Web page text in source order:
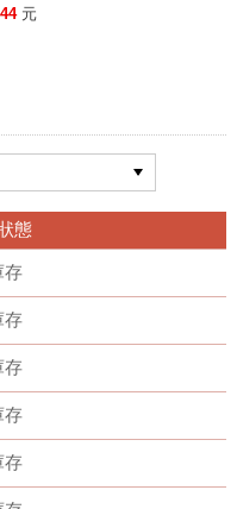
元
態
存
存
存
存
存